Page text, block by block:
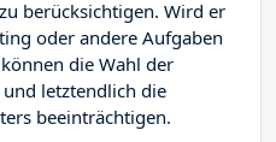
berücksichtigen. Wird er
oder andere Aufgaben
die Wahl der
letztendlich die
beeinträchtigen.